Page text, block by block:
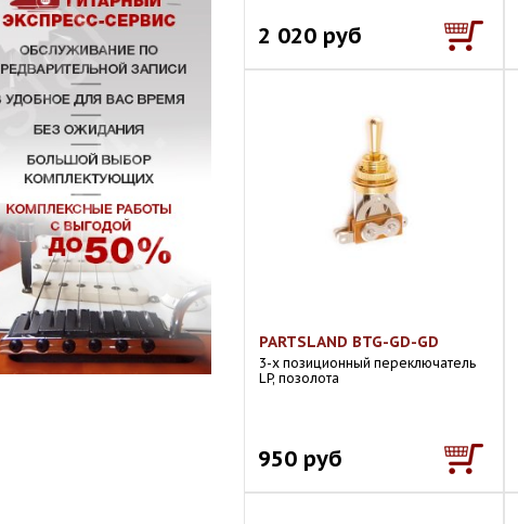
2 020 руб
PARTSLAND BTG-GD-GD
3-х позиционный переключатель
LP, позолота
950 руб